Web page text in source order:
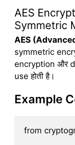
AES
Symmetric
AES
symmetric
encryption और
use होती है।
Example
from